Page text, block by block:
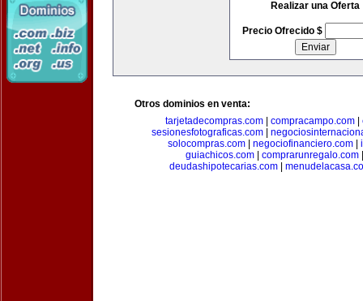
Realizar una Oferta
Precio Ofrecido $
Otros dominios en venta:
tarjetadecompras.com
compracampo.com
sesionesfotograficas.com
solocompras.com| negociofinanciero.com|
guiachicos.com
comprarunregalo.com
deudashipotecarias.com|